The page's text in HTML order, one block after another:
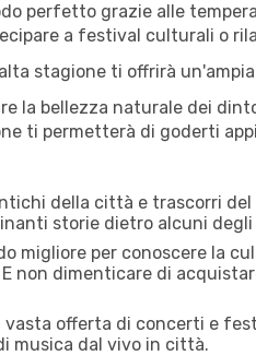
perfetto grazie alle
a festival culturali o
stagione ti offrirà
la bellezza naturale dei
ti permetterà di goderti
della città e trascorri
storie dietro alcuni
migliore per conoscere la
non dimenticare di
offerta di concerti e
musica dal vivo in città.